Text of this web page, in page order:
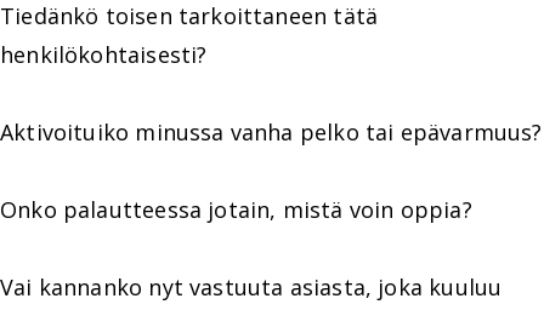
Tiedänkö toisen tarkoittaneen tätä
henkilökohtaisesti?
Aktivoituiko minussa vanha pelko tai epävarmuus?
Onko palautteessa jotain, mistä voin oppia?
Vai kannanko nyt vastuuta asiasta, joka kuuluu